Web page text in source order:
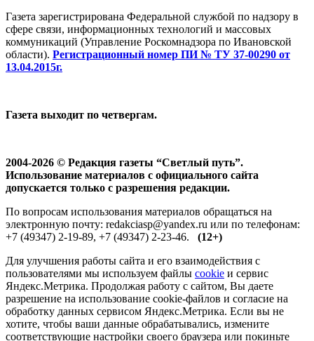
Газета зарегистрирована Федеральной службой по надзору в
сфере связи, информационных технологий и массовых
коммуникаций (Управление Роскомнадзора по Ивановской
области). Регистрационный номер ПИ № ТУ 37-00290 от
13.04.2015г.
Газета выходит по четвергам.
2004-2026 © Редакция газеты “Светлый путь”.
Использование материалов с официального сайта
допускается только с разрешения редакции.
По вопросам использования материалов обращаться на
электронную почту: redakciasp@yandex.ru или по телефонам:
+7 (49347) 2-19-89, +7 (49347) 2-23-46. (12+)
Для улучшения работы сайта и его взаимодействия с
пользователями мы используем файлы cookie и сервис
Яндекс.Метрика. Продолжая работу с сайтом, Вы даете
разрешение на использование cookie-файлов и согласие на
обработку данных сервисом Яндекс.Метрика. Если вы не
хотите, чтобы ваши данные обрабатывались, измените
соответствующие настройки своего браузера или покиньте